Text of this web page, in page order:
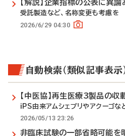
【解説】企業指標の公表に異論
受託製造など、名称変更も考慮を
2026/6/29 04:30
自動検索（類似記事表示
【中医協】再生医療3製品の収
iPS由来アムシェプリやアクーゴな
2026/05/13 23:26
非臨床試験の一部省略可能を